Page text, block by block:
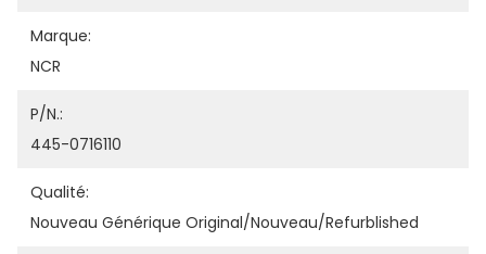
Marque:
NCR
P/N.:
445-0716110
Qualité:
Nouveau Générique Original/nouveau/refurblished